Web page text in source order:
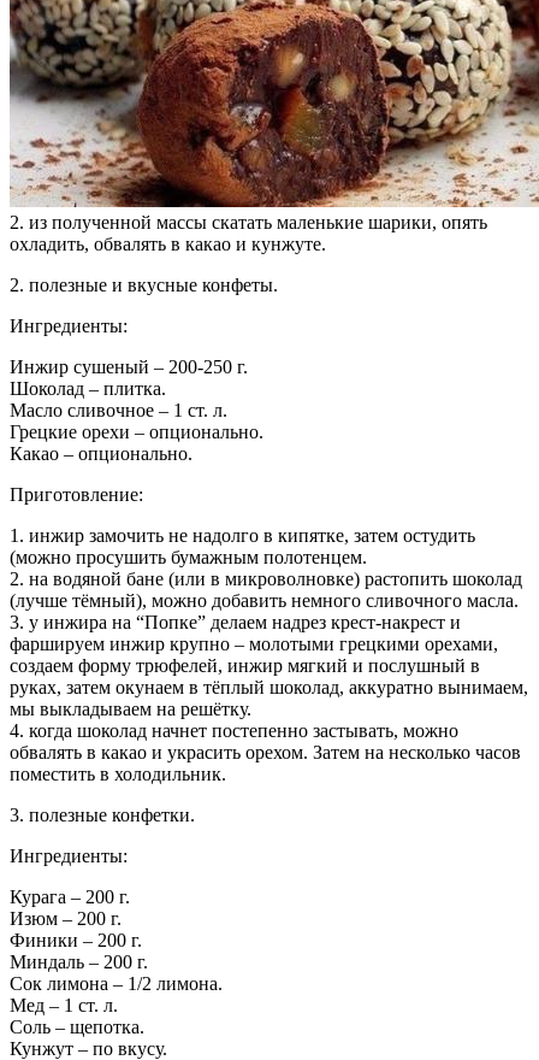
2. из полученной массы скатать маленькие шарики, опять
охладить, обвалять в какао и кунжуте.
2. полезные и вкусные конфеты.
Ингредиенты:
Инжир сушеный – 200-250 г.
Шоколад – плитка.
Масло сливочное – 1 ст. л.
Грецкие орехи – опционально.
Какао – опционально.
Приготовление:
1. инжир замочить не надолго в кипятке, затем остудить
(можно просушить бумажным полотенцем.
2. на водяной бане (или в микроволновке) растопить шоколад
(лучше тёмный), можно добавить немного сливочного масла.
3. у инжира на “Попке” делаем надрез крест-накрест и
фаршируем инжир крупно – молотыми грецкими орехами,
создаем форму трюфелей, инжир мягкий и послушный в
руках, затем окунаем в тёплый шоколад, аккуратно вынимаем,
мы выкладываем на решётку.
4. когда шоколад начнет постепенно застывать, можно
обвалять в какао и украсить орехом. Затем на несколько часов
поместить в холодильник.
3. полезные конфетки.
Ингредиенты:
Курага – 200 г.
Изюм – 200 г.
Финики – 200 г.
Миндаль – 200 г.
Сок лимона – 1/2 лимона.
Мед – 1 ст. л.
Соль – щепотка.
Кунжут – по вкусу.